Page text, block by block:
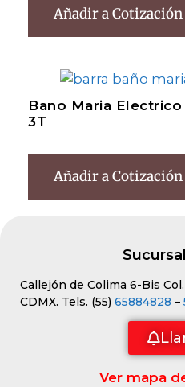
Añadir a Cotización
Baño Maria
3T
Añadir a Cotización
Callejón de Colima 6-Bis
CDMX. Tels. (55) 65884828 –
Ver mapa